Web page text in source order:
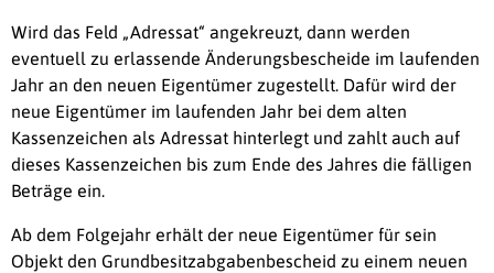
Wird das Feld „Adressat“ angekreuzt, dann werden
eventuell zu erlassende Änderungsbescheide im laufenden
Jahr an den neuen Eigentümer zugestellt. Dafür wird der
neue Eigentümer im laufenden Jahr bei dem alten
Kassenzeichen als Adressat hinterlegt und zahlt auch auf
dieses Kassenzeichen bis zum Ende des Jahres die fälligen
Beträge ein.
Ab dem Folgejahr erhält der neue Eigentümer für sein
Objekt den Grundbesitzabgabenbescheid zu einem neuen